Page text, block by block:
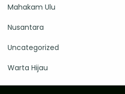
Mahakam Ulu
Nusantara
Uncategorized
Warta Hijau